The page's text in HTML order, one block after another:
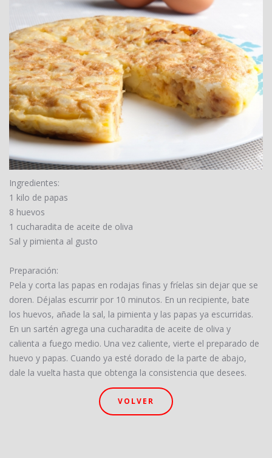
Ingredientes:
1 kilo de papas
8 huevos
1 cucharadita de aceite de oliva
Sal y pimienta al gusto
Preparación:
Pela y corta las papas en rodajas finas y fríelas sin dejar que se
doren. Déjalas escurrir por 10 minutos. En un recipiente, bate
los huevos, añade la sal, la pimienta y las papas ya escurridas.
En un sartén agrega una cucharadita de aceite de oliva y
calienta a fuego medio. Una vez caliente, vierte el preparado de
huevo y papas. Cuando ya esté dorado de la parte de abajo,
dale la vuelta hasta que obtenga la consistencia que desees.
VOLVER